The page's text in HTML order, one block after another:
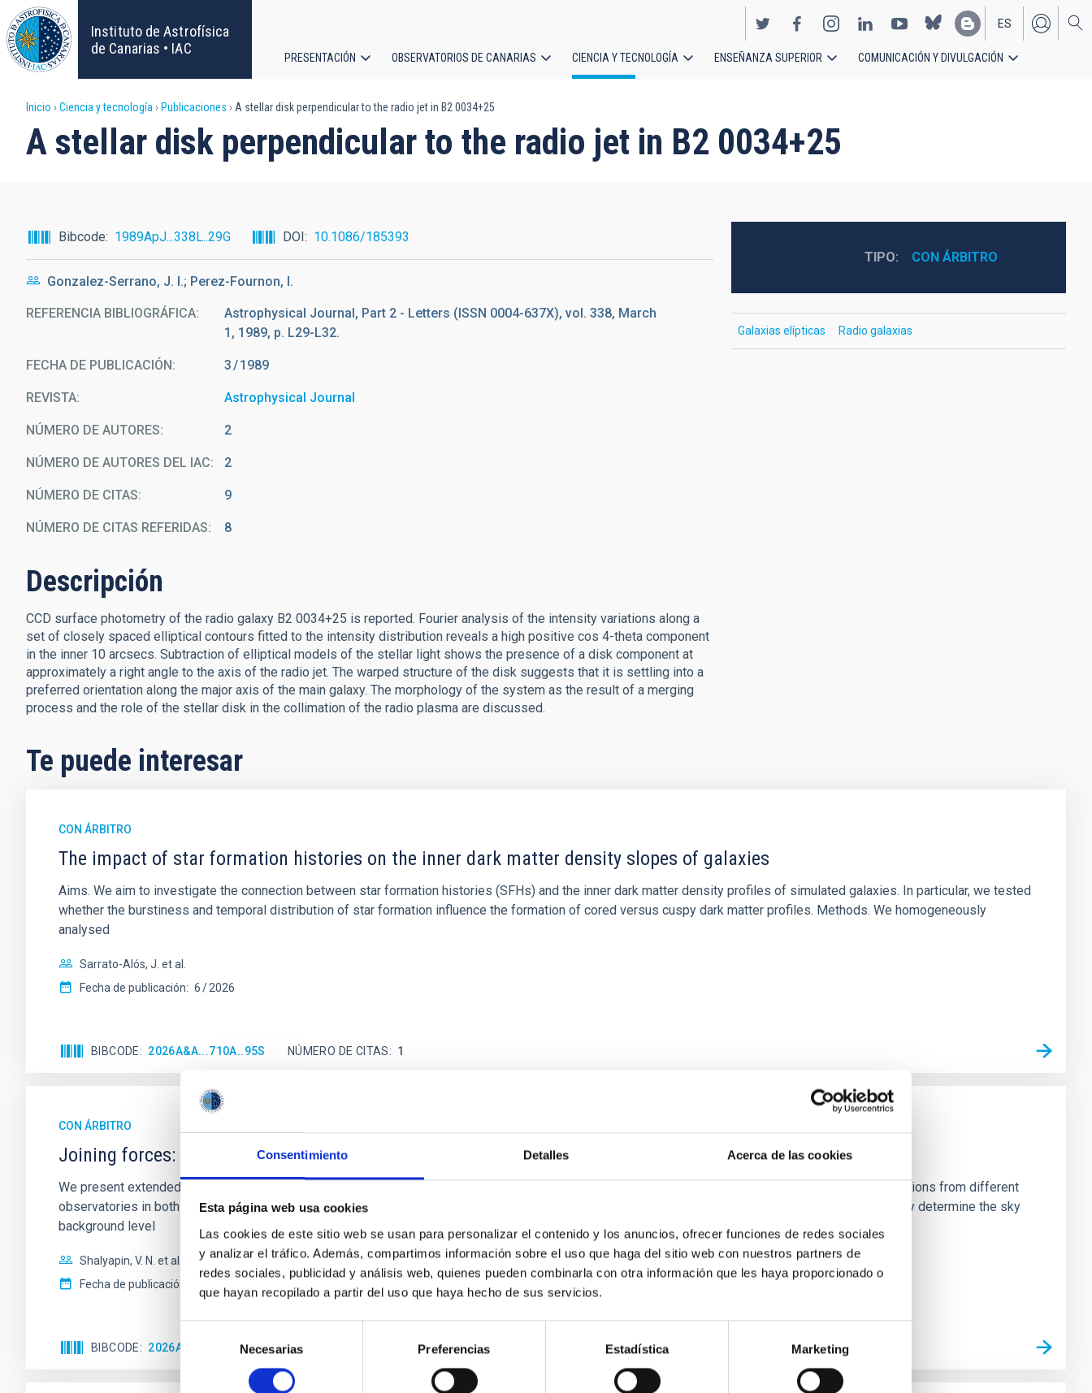
Consentimiento Detalles Acerca de las cookies
Esta página web usa cookies
Las cookies de este sitio web se usan para personalizar el contenido y los anuncios, ofrecer funciones de redes sociales
y analizar el tráfico. Además, compartimos información sobre el uso que haga del sitio web con nuestros partners de
redes sociales, publicidad y análisis web, quienes pueden combinarla con otra información que les haya proporcionado o
que hayan recopilado a partir del uso que haya hecho de sus servicios.
de
consentimiento
Necesarias Preferencias Estadística Marketing
Pasar
al
contenido
principal
Instituto de Astrofísica
de Canarias • IAC
EN
ES
principal
PRESENTACIÓN OBSERVATORIOS DE CANARIAS CIENCIA Y TECNOLOGÍA ENSEÑANZA SUPERIOR COMUNICACIÓN Y DIVULGACIÓN
Sobrescribir
enlaces
ayuda
a
la
Inicio Ciencia y tecnología Publicaciones A stellar disk perpendicular to the radio jet in B2 0034+25
A stellar disk perpendicular to the radio jet in B2 0034+25
Bibcode 1989ApJ...338L..29G DOI 10.1086/185393
Gonzalez-Serrano, J. I.; Perez-Fournon, I.
REFERENCIA BIBLIOGRÁFICA
Astrophysical Journal, Part 2 - Letters (ISSN 0004-637X), vol. 338, March
1, 1989, p. L29-L32.
FECHA DE PUBLICACIÓN: 3 1989
REVISTA Astrophysical Journal
NÚMERO DE AUTORES 2
NÚMERO DE AUTORES DEL IAC 2
NÚMERO DE CITAS 9
NÚMERO DE CITAS REFERIDAS 8
Descripción
CCD surface photometry of the radio galaxy B2 0034+25 is reported. Fourier analysis of the intensity variations along a
set of closely spaced elliptical contours fitted to the intensity distribution reveals a high positive cos 4-theta component
in the inner 10 arcsecs. Subtraction of elliptical models of the stellar light shows the presence of a disk component at
approximately a right angle to the axis of the radio jet. The warped structure of the disk suggests that it is settling into a
preferred orientation along the major axis of the main galaxy. The morphology of the system as the result of a merging
process and the role of the stellar disk in the collimation of the radio plasma are discussed.
TIPO CON ÁRBITRO
Galaxias elípticas Radio galaxias
Te puede interesar
CON ÁRBITRO
The impact of star formation histories on the inner dark matter density slopes of galaxies
Aims. We aim to investigate the connection between star formation histories (SFHs) and the inner dark matter density profiles of simulated galaxies. In particular, we tested
whether the burstiness and temporal distribution of star formation influence the formation of cored versus cuspy dark matter profiles. Methods. We homogeneously
analysed
Sarrato-Alós, J. et al.
Fecha de publicación: 6 2026
BIBCODE 2026A&A...710A..95S NÚMERO DE CITAS 1
CON ÁRBITRO
Joining forces: 30 years of optical monitoring of the Einstein Cross
We present extended optical monitoring of the quadruply-imaged gravitationally lensed quasar QSO 2237+0305, the Einstein Cross, including observations from different
observatories in both hemispheres and using a new photometric technique. This technique uses a region far enough from the lens system to accurately determine the sky
background level
Shalyapin, V. N. et al.
Fecha de publicación:
BIBCODE 2026A&A...710A..70S NÚMERO DE CITAS